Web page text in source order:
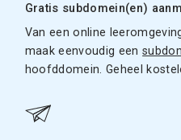
Gratis subdomein(en)
Van een online
maak eenvoudig een
hoofddomein. Geheel